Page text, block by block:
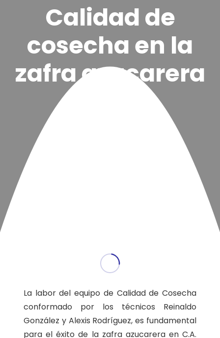
Calidad de
cosecha en la
zafra azucarera
La labor del equipo de Calidad de Cosecha
conformado por los técnicos Reinaldo
González y Alexis Rodríguez, es fundamental
para el éxito de la zafra azucarera en C.A.